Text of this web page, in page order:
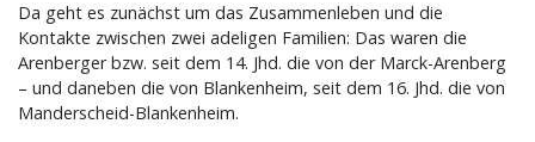
Da geht es zunächst um das Zusammenleben und die
Kontakte zwischen zwei adeligen Familien: Das waren die
Arenberger bzw. seit dem 14. Jhd. die von der Marck-Arenberg
– und daneben die von Blankenheim, seit dem 16. Jhd. die von
Manderscheid-Blankenheim.